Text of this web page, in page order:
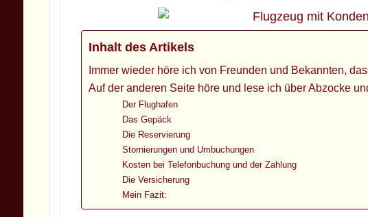
Inhalt des Artikels
Immer wieder höre ich von Freunden und Bekannten,
Auf der anderen Seite höre und lese ich über Abzocke
Der Flughafen
Das Gepäck
Die Reservierung
Stornierungen und Umbuchungen
Kosten bei Telefonbuchung und der Zahlung
Die Versicherung
Mein Fazit: